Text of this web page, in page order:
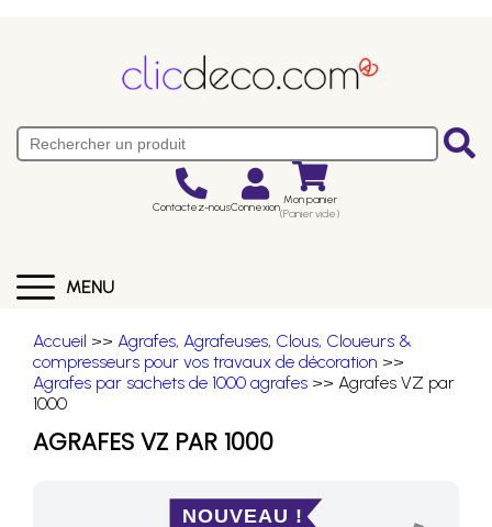
Contactez-nousConnexion Mon panier
(Panier vide)
MENU
Accueil >> Agrafes, Agrafeuses, Clous, Cloueurs &
compresseurs pour vos travaux de décoration >>
Agrafes par sachets de 1000 agrafes >> Agrafes VZ par
1000
AGRAFES VZ PAR 1000
NOUVEAU !